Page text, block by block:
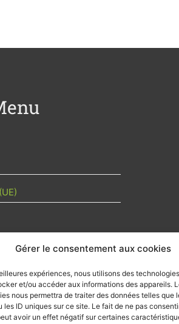
Gérer le consentement aux cookies
expériences, nous utilisons des
et/ou accéder aux informations des appareils.
nous permettra de traiter des données telles que
les ID uniques sur ce site. Le fait de ne pas
avoir un effet négatif sur certaines
DE LA FILIÈRE
les articles terrain de nos
importants de la filière, nos